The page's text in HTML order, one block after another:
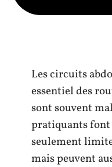
Les circuits
essentiel des
sont souvent
pratiquants font
seulement
mais peuvent